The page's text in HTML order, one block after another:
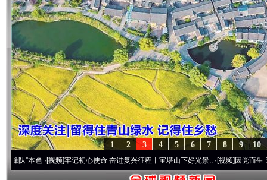
10
9
8
7
6
5
4
3
2
1
·[视频]牢记初心使命 奋进复兴征程丨宝塔山下好光景..·[视频]因党而生 为党而战